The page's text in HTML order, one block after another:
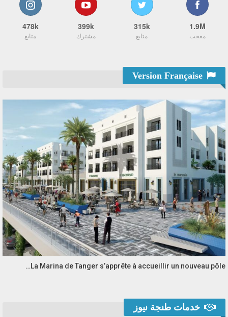
1.9M
معجب
315k
متابع
399k
مشترك
478k
متابع
La Marina de Tanger s’apprête à accueillir un nouveau pôle…
خدمات طنجة نيوز